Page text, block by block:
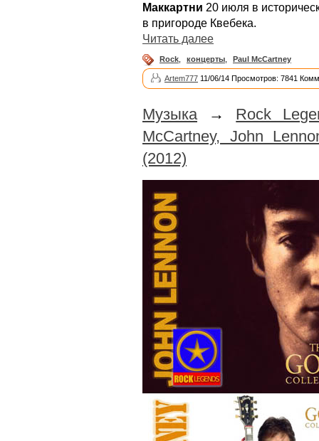
Маккартни 20 июля в
в пригороде Квебека.
Читать далее
Rock концерты Paul McCartney
Artem777 11/06/14 Просмотров: 7841
Музыка→ Rock
McCartney, John
(2012)